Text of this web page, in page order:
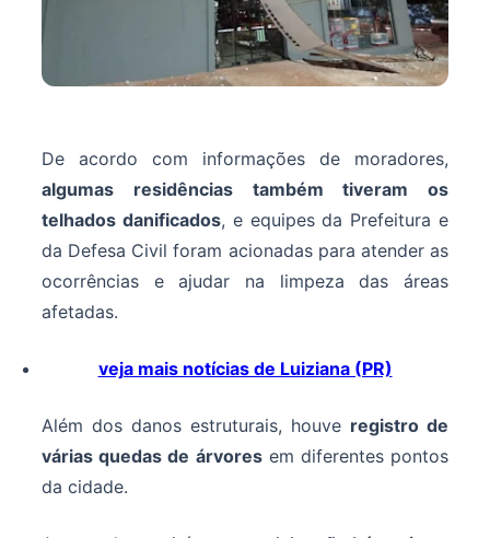
De acordo com informações de moradores,
algumas residências também tiveram os
telhados danificados, e equipes da Prefeitura e
da Defesa Civil foram acionadas para atender as
ocorrências e ajudar na limpeza das áreas
afetadas.
veja mais notícias de Luiziana (PR)
Além dos danos estruturais, houve registro de
várias quedas de árvoresem diferentes pontos
da cidade.